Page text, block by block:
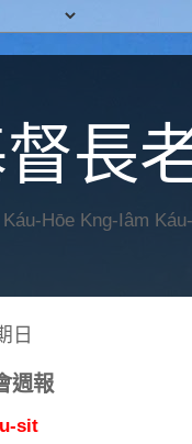
長
Hōe Kng-Iâm
日
週報
sit